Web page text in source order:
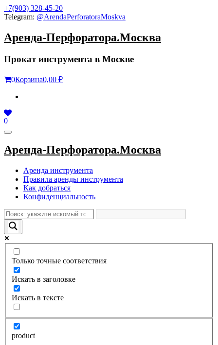
Skip
to
content
+7(903) 328-45-20
Telegram: @ArendaPerforatoraMoskva
Аренда-Перфоратора.Москва
Прокат инструмента в Москве
0Корзина0,00 ₽
0
Toggle
Аренда-Перфоратора.Москва
Аренда инструмента
Правила аренды инструмента
Как добраться
Конфиденциальность
Только точные соответствия
Искать в заголовке
Искать в тексте
product